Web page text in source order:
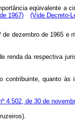
eqüivalente a
1967) (Vide Decreto-
dezembro de 1965 e
da respectiva
quanto às
4.502, de 30 de